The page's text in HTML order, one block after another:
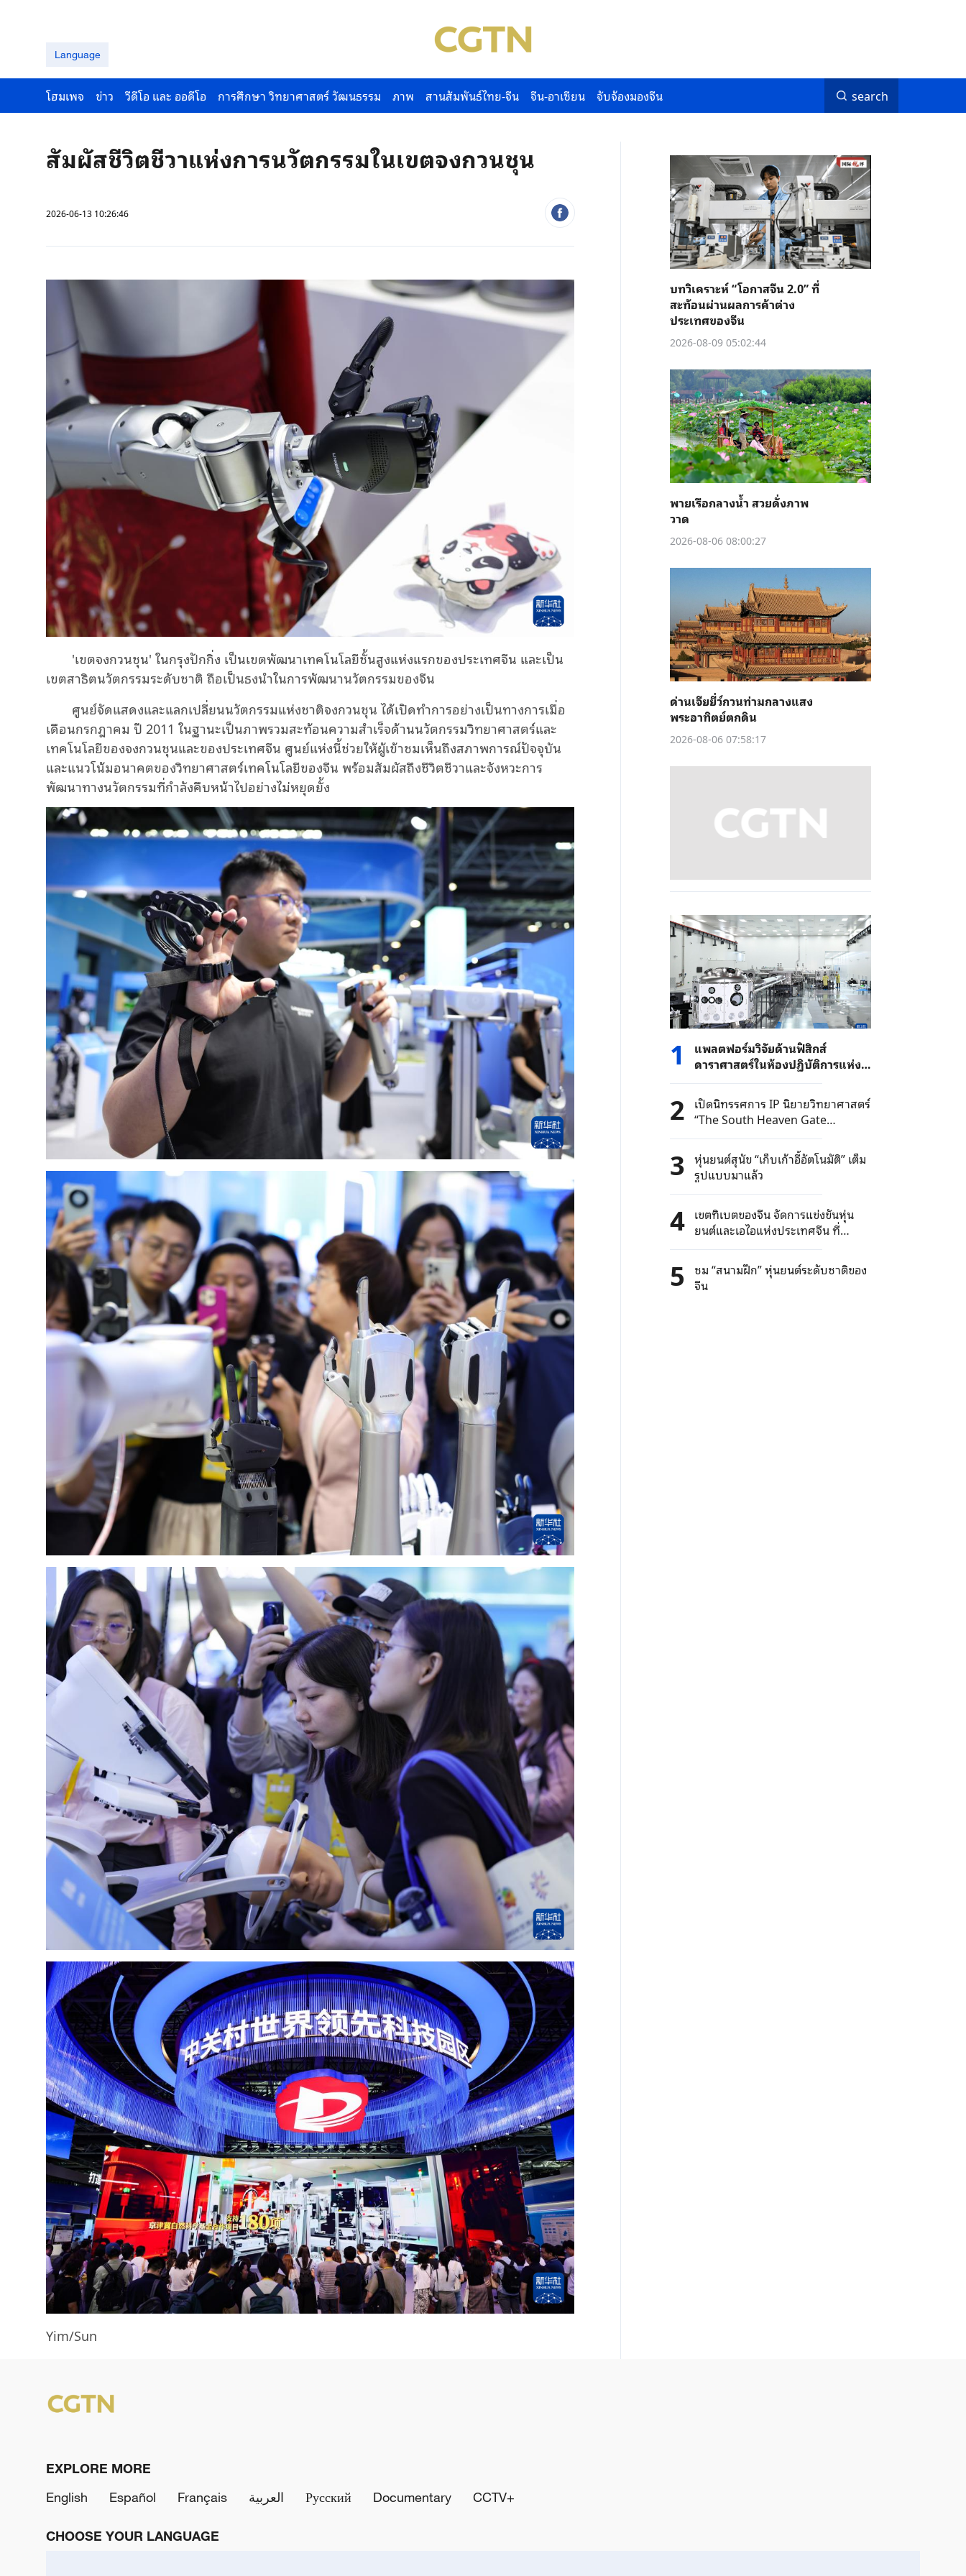
Language
โฮมเพจ ข่าว วีดีโอ และ ออดีโอ การศึกษา วิทยาศาสตร์ วัฒนธรรม ภาพ สานสัมพันธ์ไทย-จีน จีน-อาเซียน จับจ้องมองจีน search
สัมผัสชีวิตชีวาแห่งการนวัตกรรมในเขตจงกวนชุน
2026-06-13 10:26:46
'เขตจงกวนชุน' ในกรุงปักกิ่ง เป็นเขตพัฒนาเทคโนโลยีชั้นสูงแห่งแรกของประเทศจีน และเป็น
เขตสาธิตนวัตกรรมระดับชาติ ถือเป็นธงนำในการพัฒนานวัตกรรมของจีน
ศูนย์จัดแสดงและแลกเปลี่ยนนวัตกรรมแห่งชาติจงกวนชุน ได้เปิดทำการอย่างเป็นทางการเมื่อ
เดือนกรกฎาคม ปี 2011 ในฐานะเป็นภาพรวมสะท้อนความสำเร็จด้านนวัตกรรมวิทยาศาสตร์และ
เทคโนโลยีของจงกวนชุนและของประเทศจีน ศูนย์แห่งนี้ช่วยให้ผู้เข้าชมเห็นถึงสภาพการณ์ปัจจุบัน
และแนวโน้มอนาคตของวิทยาศาสตร์เทคโนโลยีของจีน พร้อมสัมผัสถึงชีวิตชีวาและจังหวะการ
พัฒนาทางนวัตกรรมที่กำลังคืบหน้าไปอย่างไม่หยุดยั้ง
Yim/Sun
บทวิเคราะห์ “โอกาสจีน 2.0” ที่
สะท้อนผ่านผลการค้าต่าง
ประเทศของจีน
2026-08-09 05:02:44
พายเรือกลางน้ำ สวยดั่งภาพ
วาด
2026-08-06 08:00:27
ด่านเจียยี่ว์กวนท่ามกลางแสง
พระอาทิตย์ตกดิน
2026-08-06 07:58:17
1
แพลตฟอร์มวิจัยด้านฟิสิกส์
ดาราศาสตร์ในห้องปฏิบัติการแห่ง
แรกของจีนกำลังอยู่ระหว่างการ
ก่อสร้างที่นครเซี่ยงไฮ้
2 เปิดนิทรรศการ IP นิยายวิทยาศาสตร์
“The South Heaven Gate
Project” ที่ปักกิ่ง
3 หุ่นยนต์สุนัข “เก็บเก้าอี้อัตโนมัติ” เต็ม
รูปแบบมาแล้ว
4 เขตทิเบตของจีน จัดการแข่งขันหุ่น
ยนต์และเอไอแห่งประเทศจีน ที่
มหาวิทยาลัยทิเบต
5
ชม “สนามฝึก” หุ่นยนต์ระดับชาติของ
จีน
EXPLORE MORE
English
Español Français العربية Русский Documentary CCTV+
CHOOSE YOUR LANGUAGE